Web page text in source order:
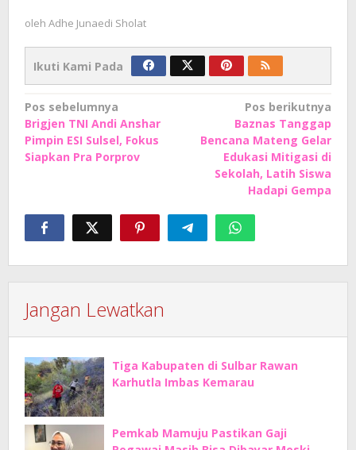
oleh Adhe Junaedi Sholat
Ikuti Kami Pada
Navigasi
pos
Pos sebelumnya
Brigjen TNI Andi Anshar
Pimpin ESI Sulsel, Fokus
Siapkan Pra Porprov
Pos berikutnya
Baznas Tanggap
Bencana Mateng Gelar
Edukasi Mitigasi di
Sekolah, Latih Siswa
Hadapi Gempa
Jangan Lewatkan
Tiga Kabupaten di Sulbar Rawan
Karhutla Imbas Kemarau
Pemkab Mamuju Pastikan Gaji